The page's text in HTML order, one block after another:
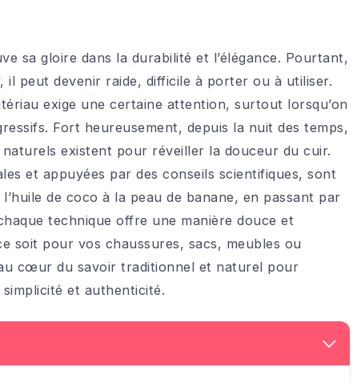
sa gloire dans la durabilité et l’élégance. Pourtant,
peut devenir raide, difficile à porter ou à utiliser.
exige une certaine attention, surtout lorsqu’on
Fort heureusement, depuis la nuit des temps,
existent pour réveiller la douceur du cuir.
et appuyées par des conseils scientifiques, sont
de coco à la peau de banane, en passant par
technique offre une manière douce et
soit pour vos chaussures, sacs, meubles ou
cœur du savoir traditionnel et naturel pour
et authenticité.